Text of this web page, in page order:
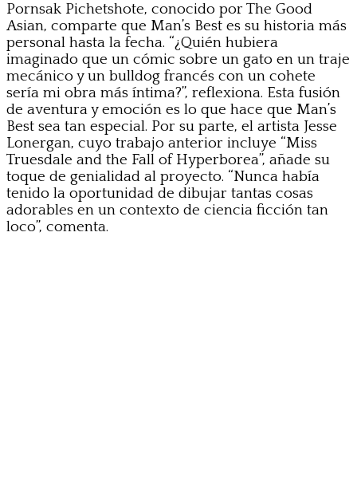
Pornsak Pichetshote, conocido por The Good
Asian, comparte que Man’s Best es su historia más
personal hasta la fecha. “¿Quién hubiera
imaginado que un cómic sobre un gato en un traje
mecánico y un bulldog francés con un cohete
sería mi obra más íntima?”, reflexiona. Esta fusión
de aventura y emoción es lo que hace que Man’s
Best sea tan especial. Por su parte, el artista Jesse
Lonergan, cuyo trabajo anterior incluye “Miss
Truesdale and the Fall of Hyperborea”, añade su
toque de genialidad al proyecto. “Nunca había
tenido la oportunidad de dibujar tantas cosas
adorables en un contexto de ciencia ficción tan
loco”, comenta.